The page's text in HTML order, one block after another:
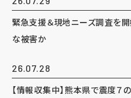
緊急支援＆現地ニーズ調査を
な被害か
26.07.28
【情報収集中】熊本県で震度７